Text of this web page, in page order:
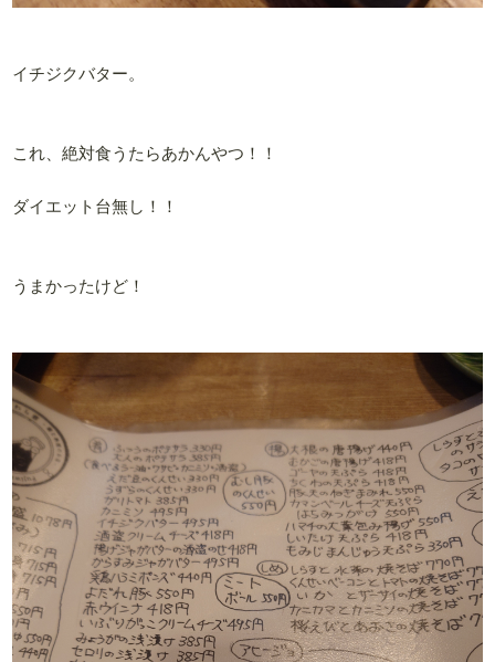
イチジクバター。
これ、絶対食うたらあかんやつ！！
ダイエット台無し！！
うまかったけど！